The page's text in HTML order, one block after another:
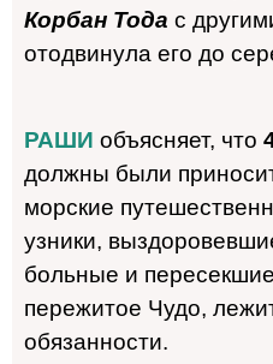
Корбан Тода с
отодвинула его до
РАШИ объясняет, что
должны были
морские
узники,
больные и
пережитое Чудо,